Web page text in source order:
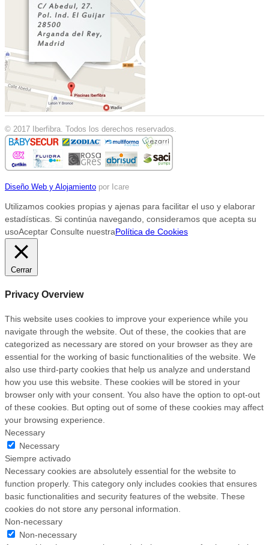
© 2017 Iberfibra. Todos los derechos reservados.
Diseño Web y Alojamiento por Icare
Utilizamos cookies propias y ajenas para facilitar el uso y elaborar
estadísticas. Si continúa navegando, consideramos que acepta su
usoAceptar Consulte nuestraPolítica de Cookies
Cerrar
Privacy Overview
This website uses cookies to improve your experience while you
navigate through the website. Out of these, the cookies that are
categorized as necessary are stored on your browser as they are
essential for the working of basic functionalities of the website. We
also use third-party cookies that help us analyze and understand
how you use this website. These cookies will be stored in your
browser only with your consent. You also have the option to opt-out
of these cookies. But opting out of some of these cookies may affect
your browsing experience.
Necessary
Necessary
Siempre activado
Necessary cookies are absolutely essential for the website to
function properly. This category only includes cookies that ensures
basic functionalities and security features of the website. These
cookies do not store any personal information.
Non-necessary
Non-necessary